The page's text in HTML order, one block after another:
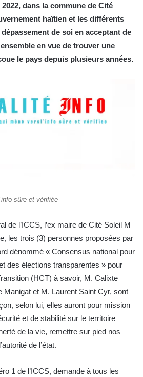
dans la commune de Cité
haïtien et les différents
de soi en acceptant de
en vue de trouver une
le pays depuis plusieurs années.
sûre et vérifiée
de l’ICCS, l’ex maire de Cité Soleil M
les trois (3) personnes proposées par
dénommé « Consensus national pour
des élections transparentes » pour
(HCT) à savoir, M. Calixte
Manigat et M. Laurent Saint Cyr, sont
selon lui, elles auront pour mission
et de stabilité sur le territoire
de la vie, remettre sur pied nos
de l’état.
1 de l’ICCS, demande à tous les